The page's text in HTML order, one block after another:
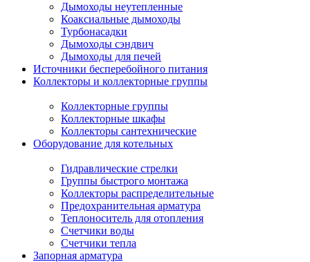
Дымоходы неутепленные
Коаксиальные дымоходы
Турбонасадки
Дымоходы сэндвич
Дымоходы для печей
Источники бесперебойного питания
Коллекторы и коллекторные группы
Коллекторные группы
Коллекторные шкафы
Коллекторы сантехнические
Оборудование для котельных
Гидравлические стрелки
Группы быстрого монтажа
Коллекторы распределительные
Предохранительная арматура
Теплоноситель для отопления
Счетчики воды
Счетчики тепла
Запорная арматура